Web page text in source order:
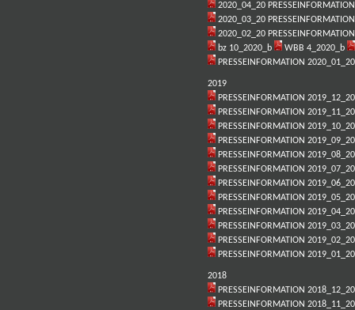
2020_04_20
2020_03_20 PRESSEINFORMATION
2020_02_20
bz 10_2020_b
WBB 4_2020_b
PRESSEINFORMATION 2020_01_20
2019
PRESSEINFORMATION 2019_12_20
PRESSEINFORMATION 2019_11_20
PRESSEINFORMATION 2019_10_20
PRESSEINFORMATION
PRESSEINFORMATION
PRESSEINFORMATION
PRESSEINFORMATION
PRESSEINFORMATION 2019_05_20
PRESSEINFORMATION 2019_04_20
PRESSEINFORMATION 2019_03_20
PRESSEINFORMATION 2019_02_20
PRESSEINFORMATION 2019_01_20
2018
PRESSEINFORMATION 2018_12_20
PRESSEINFORMATION 2018_11_20